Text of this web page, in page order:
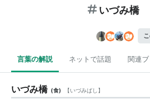
いづみ橋
言葉の解説 ネットで話題 関連
いづみ橋 (食) 【いづみばし 】